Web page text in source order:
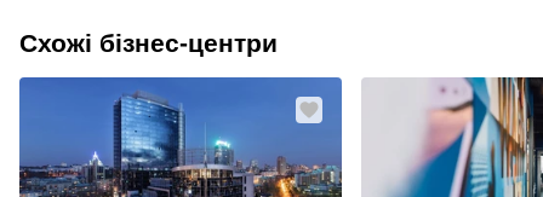
Схожі бізнес-центри